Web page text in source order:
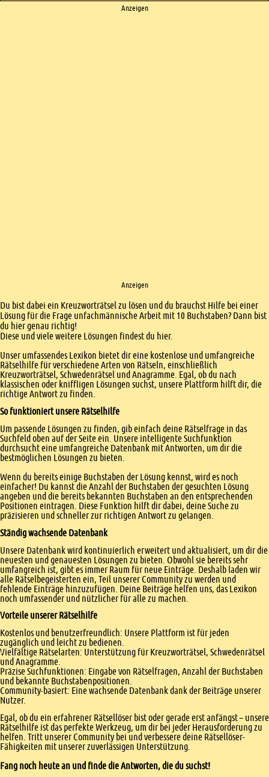
Anzeigen
Anzeigen
Einleitung
Du bist dabei ein Kreuzworträtsel zu lösen und du brauchst Hilfe bei einer
Lösung für die Frage unfachmännische Arbeit mit 10 Buchstaben? Dann bist
du hier genau richtig!
Diese und viele weitere Lösungen findest du hier.
Unser umfassendes Lexikon bietet dir eine kostenlose und umfangreiche
Rätselhilfe für verschiedene Arten von Rätseln, einschließlich
Kreuzworträtsel, Schwedenrätsel und Anagramme. Egal, ob du nach
klassischen oder kniffligen Lösungen suchst, unsere Plattform hilft dir, die
richtige Antwort zu finden.
So funktioniert unsere Rätselhilfe
Um passende Lösungen zu finden, gib einfach deine Rätselfrage in das
Suchfeld oben auf der Seite ein. Unsere intelligente Suchfunktion
durchsucht eine umfangreiche Datenbank mit Antworten, um dir die
bestmöglichen Lösungen zu bieten.
Wenn du bereits einige Buchstaben der Lösung kennst, wird es noch
einfacher! Du kannst die Anzahl der Buchstaben der gesuchten Lösung
angeben und die bereits bekannten Buchstaben an den entsprechenden
Positionen eintragen. Diese Funktion hilft dir dabei, deine Suche zu
präzisieren und schneller zur richtigen Antwort zu gelangen.
Ständig wachsende Datenbank
Unsere Datenbank wird kontinuierlich erweitert und aktualisiert, um dir die
neuesten und genauesten Lösungen zu bieten. Obwohl sie bereits sehr
umfangreich ist, gibt es immer Raum für neue Einträge. Deshalb laden wir
alle Rätselbegeisterten ein, Teil unserer Community zu werden und
fehlende Einträge hinzuzufügen. Deine Beiträge helfen uns, das Lexikon
noch umfassender und nützlicher für alle zu machen.
Vorteile unserer Rätselhilfe
Kostenlos und benutzerfreundlich: Unsere Plattform ist für jeden
zugänglich und leicht zu bedienen.
Vielfältige Rätselarten: Unterstützung für Kreuzworträtsel, Schwedenrätsel
und Anagramme.
Präzise Suchfunktionen: Eingabe von Rätselfragen, Anzahl der Buchstaben
und bekannte Buchstabenpositionen.
Community-basiert: Eine wachsende Datenbank dank der Beiträge unserer
Nutzer.
Egal, ob du ein erfahrener Rätsellöser bist oder gerade erst anfängst – unsere
Rätselhilfe ist das perfekte Werkzeug, um dir bei jeder Herausforderung zu
helfen. Tritt unserer Community bei und verbessere deine Rätsellöser-
Fähigkeiten mit unserer zuverlässigen Unterstützung.
Fang noch heute an und finde die Antworten, die du suchst!